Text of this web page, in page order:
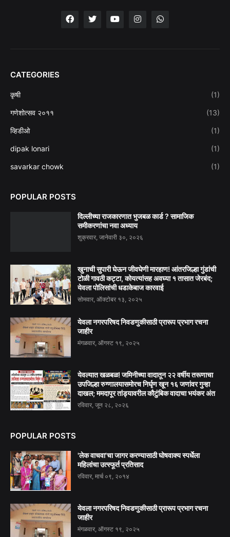
CATEGORIES
कृषी (1)
गणेशोत्सव २०११ (13)
व्हिडीओ (1)
dipak lonari (1)
savarkar chowk (1)
POPULAR POSTS
दिल्लीच्या राजकारणात भुजबळ कार्ड ? सामाजिक
समीकरणांचा नवा अध्याय
शुक्रवार, जानेवारी ३०, २०२६
खुनाची सुपारी घेऊन जीवघेणी मारहाण! आंतरजिल्हा गुंडांची
टोळी गावठी कट्टा, कोयत्यांसह अवघ्या १ तासात जेरबंद;
येवला पोलिसांची धडाकेबाज कारवाई
सोमवार, ऑक्टोबर १३, २०२५
येवला नगरपरिषद निवडणुकीसाठी प्रारूप प्रभाग रचना
जाहीर
मंगळवार, ऑगस्ट १९, २०२५
येवल्यात खळबळ! जमिनीच्या वादातून २२ वर्षीय तरूणाचा
उपजिल्हा रुग्णालयासमोरच निर्घृण खून १६ जणांवर गुन्हा
दाखल; ममदापूर तांड्यावरील कौटुंबिक वादाचा भयंकर अंत
रविवार, जून २८, २०२६
POPULAR POSTS
'लेक वाचवा'चा जागर करण्यासाठी घोषवाक्य स्पर्धेला
महिलांचा उत्स्फूर्त प्रतिसाद
रविवार, मार्च ०९, २०१४
येवला नगरपरिषद निवडणुकीसाठी प्रारूप प्रभाग रचना
जाहीर
मंगळवार, ऑगस्ट १९, २०२५